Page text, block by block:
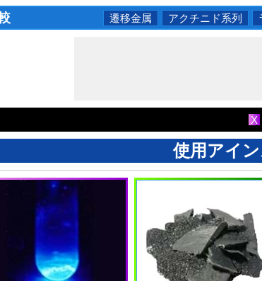
遷移金属 アクチニド系列
X
使用アイ